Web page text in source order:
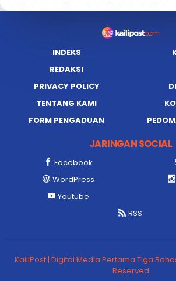
INDEKS
REDAKSI
PRIVACY POLICY
TENTANG KAMI
FORM PENGADUAN
JARINGAN SOCIAL
Facebook
WordPress
Youtube
RSS
KailiPost | Digital Media Pertama Tiga
Reserved